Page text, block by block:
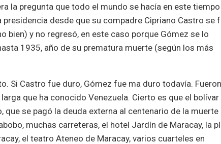
la pregunta que todo el mundo se hacía en este tiempo
desde que su compadre Cipriano Castro se
bien) y no regresó, en este caso porque Gómez se lo
1935, año de su prematura muerte (según los más
Si Castro fue duro, Gómez fue ma duro todavía.
que ha conocido Venezuela. Cierto es que el bolívar
se pagó la deuda externa al centenario de la muerte
muchas carreteras, el hotel Jardín de Maracay, la
el teatro Ateneo de Maracay, varios cuarteles en